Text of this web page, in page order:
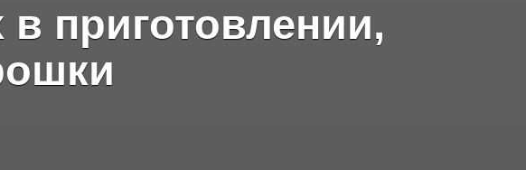
приготовлении,